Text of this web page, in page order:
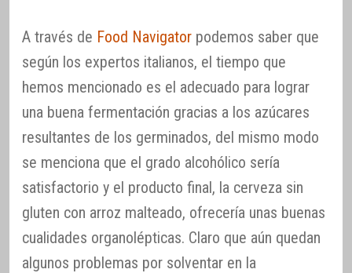
A través de Food Navigator podemos saber que
según los expertos italianos, el tiempo que
hemos mencionado es el adecuado para lograr
una buena fermentación gracias a los azúcares
resultantes de los germinados, del mismo modo
se menciona que el grado alcohólico sería
satisfactorio y el producto final, la cerveza sin
gluten con arroz malteado, ofrecería unas buenas
cualidades organolépticas. Claro que aún quedan
algunos problemas por solventar en la